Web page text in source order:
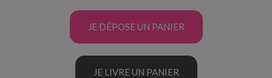
JE DÉPOSE UN PANIER
JE LIVRE UN PANIER